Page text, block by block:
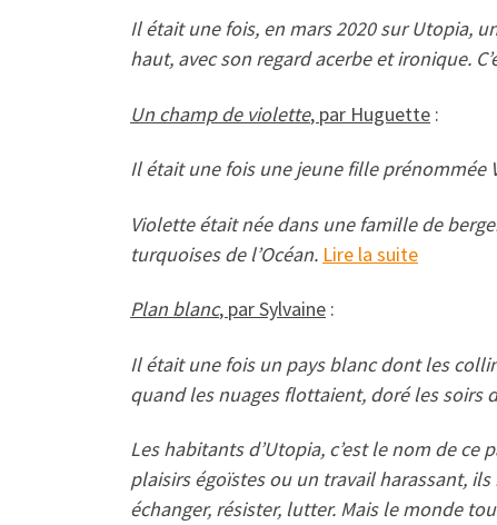
Il était une fois, en mars 2020 sur Utopia,
haut, avec son regard acerbe et ironique.
Un champ de violette, par Huguette :
Il était une fois une jeune fille prénommée
Violette était née dans une famille de
turquoises de l’Océan. Lire la suite
Plan blanc, par Sylvaine :
Il était une fois un pays blanc dont les
quand les nuages flottaient, doré les soirs
Les habitants d’Utopia, c’est le nom de ce
plaisirs égoïstes ou un travail harassant,
échanger, résister, lutter. Mais le monde